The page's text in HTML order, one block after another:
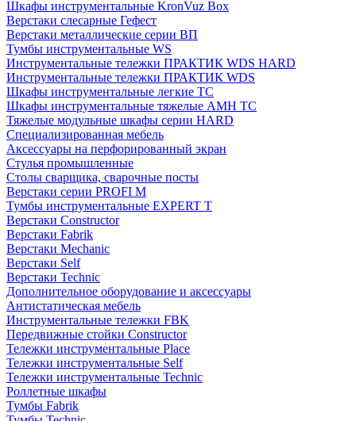
Шкафы инструментальные KronVuz Box
Верстаки слесарные Гефест
Верстаки металлические серии ВП
Тумбы инструментальные WS
Инструментальные тележки ПРАКТИК WDS HARD
Инструментальные тележки ПРАКТИК WDS
Шкафы инструментальные легкие ТС
Шкафы инструментальные тяжелые AMH TC
Тяжелые модульные шкафы серии HARD
Cпециализированная мебель
Аксессуары на перфорированный экран
Стулья промышленные
Столы сварщика, сварочные посты
Верстаки серии PROFI M
Тумбы инструментальные EXPERT T
Верстаки Constructor
Верстаки Fabrik
Верстаки Mechanic
Верстаки Self
Верстаки Technic
Дополнительное оборудование и аксессуары
Антистатическая мебель
Инструментальные тележки FBK
Передвижные стойки Constructor
Тележки инструментальные Place
Тележки инструментальные Self
Тележки инструментальные Technic
Роллетные шкафы
Тумбы Fabrik